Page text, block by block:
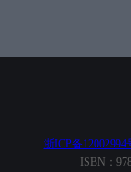
浙ICP备12002994
ISBN：